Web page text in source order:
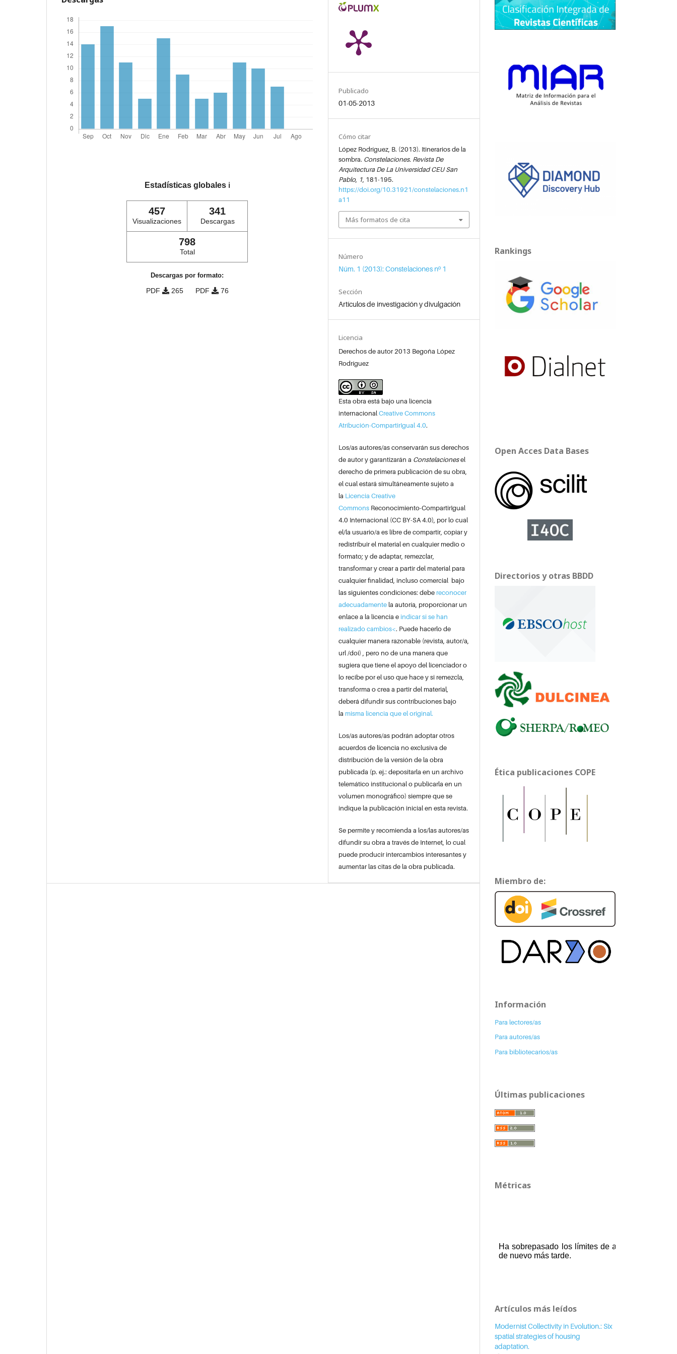
Estadísticas globales ℹ️
457
Visualizaciones
341
Descargas
798
Total
Descargas por formato:
PDF 265 PDF 76
Publicado
01-05-2013
Número
Núm. 1 (2013): Constelaciones nº 1
Sección
Artículos de investigación y divulgación
Licencia
Derechos de autor 2013 Begoña López
Rodríguez
Esta obra está bajo una licencia
internacionalCreative Commons
Atribución-CompartirIgual 4.0.
Los/as autores/as conservarán sus derechos
de autor y garantizarán a Constelacionesel
derecho de primera publicación de su obra,
el cual estará simultáneamente sujeto a
la Licencia Creative
Commons Reconocimiento-CompartirIgual
4.0 Internacional (CC BY-SA 4.0), por lo cual
el/la usuario/a es libre de compartir, copiar y
redistribuir el material en cualquier medio o
formato; y de adaptar, remezclar,
transformar y crear a partir del material para
cualquier finalidad, incluso comercial bajo
las siguientes condiciones: debe reconocer
adecuadamente la autoría, proporcionar un
enlace a la licencia e indicar si se han
realizado cambios<. Puede hacerlo de
cualquier manera razonable (revista, autor/a,
url /doi) , pero no de una manera que
sugiera que tiene el apoyo del licenciador o
lo recibe por el uso que hace y si remezcla,
transforma o crea a partir del material,
deberá difundir sus contribuciones bajo
la misma licencia que el original.
Los/as autores/as podrán adoptar otros
acuerdos de licencia no exclusiva de
distribución de la versión de la obra
publicada (p. ej.: depositarla en un archivo
telemático institucional o publicarla en un
volumen monográfico) siempre que se
indique la publicación inicial en esta revista.
Se permite y recomienda a los/las autores/as
difundir su obra a través de Internet, lo cual
puede producir intercambios interesantes y
aumentar las citas de la obra publicada.
Cómo citar
López Rodríguez, B. (2013). Itinerarios de la
sombra. Constelaciones. Revista De
Arquitectura De La Universidad CEU San
Pablo, 1 , 181-195.
https://doi.org/10.31921/constelaciones.n1
a11
Más formatos de cita
Rankings
Open Acces Data Bases
Directorios y otras BBDD
Ética publicaciones COPE
Miembro de:
Información
Para lectores/as
Para autores/as
Para bibliotecarios/as
Últimas publicaciones
Métricas
Artículos más leídos
Modernist Collectivity in Evolution.: Six
spatial strategies of housing
adaptation.